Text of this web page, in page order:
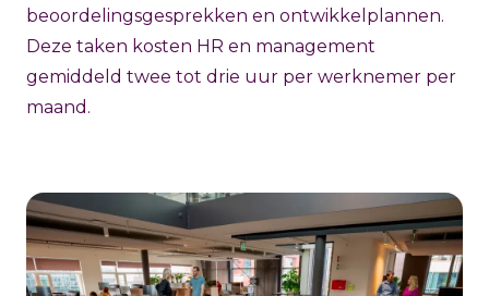
beoordelingsgesprekken en ontwikkelplannen.
Deze taken kosten HR en management
gemiddeld twee tot drie uur per werknemer per
maand.